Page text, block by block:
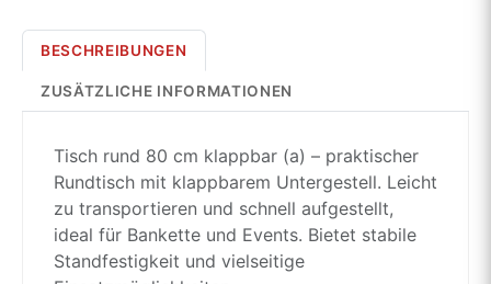
BESCHREIBUNGEN
ZUSÄTZLICHE INFORMATIONEN
Tisch rund 80 cm klappbar (a) – praktischer
Rundtisch mit klappbarem Untergestell. Leicht
zu transportieren und schnell aufgestellt,
ideal für Bankette und Events. Bietet stabile
Standfestigkeit und vielseitige